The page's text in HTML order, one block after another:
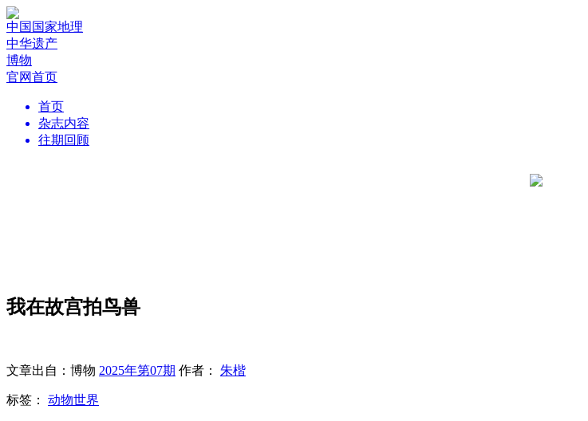
中国国家地理
中华遗产
博物
官网首页
首页
杂志内容
往期回顾
我在故宫拍鸟兽
文章出自：博物 2025年第07期 作者： 朱楷
标签： 动物世界